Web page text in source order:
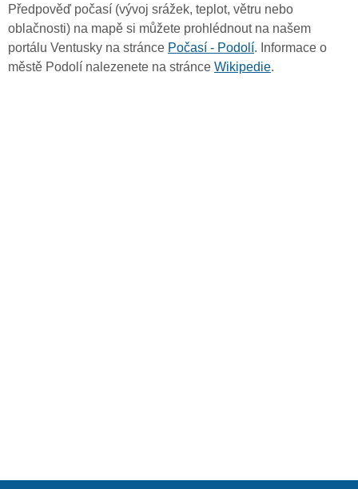
Předpověď počasí (vývoj srážek, teplot, větru nebo
oblačnosti) na mapě si můžete prohlédnout na našem
portálu Ventusky na stránce Počasí - Podolí. Informace o
městě Podolí nalezenete na stránce Wikipedie.